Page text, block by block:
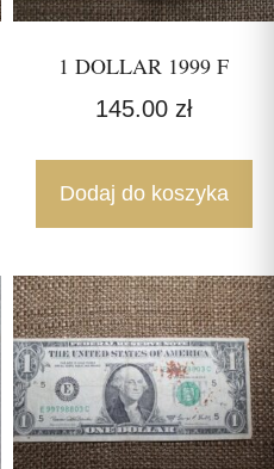
1 DOLLAR 1999 F
145.00 zł
Dodaj do koszyka